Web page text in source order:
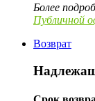
Более
Публичной
Возврат